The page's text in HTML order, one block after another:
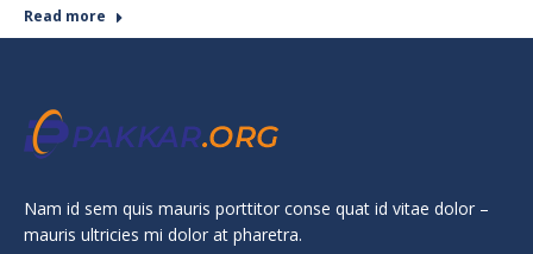
Read more
Nam id sem quis mauris porttitor conse quat id vitae dolor –
mauris ultricies mi dolor at pharetra.